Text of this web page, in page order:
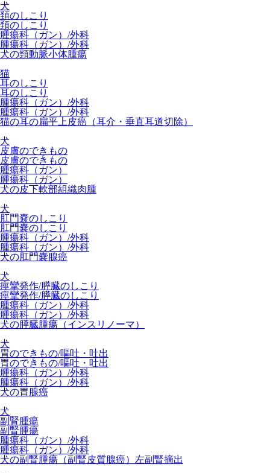
犬
頚のしこり
頚のしこり
腫瘍科（ガン）/外科
腫瘍科（ガン）/外科
犬の頸動脈小体腫瘍
猫
耳のしこり
耳のしこり
腫瘍科（ガン）/外科
腫瘍科（ガン）/外科
猫の耳の扁平上皮癌（耳介・垂直耳道切除）
犬
皮膚のできもの
皮膚のできもの
腫瘍科（ガン）
腫瘍科（ガン）
犬の皮下軟部組織肉腫
犬
肛門嚢のしこり
肛門嚢のしこり
腫瘍科（ガン）/外科
腫瘍科（ガン）/外科
犬の肛門嚢腺癌
犬
痙攣発作/膵臓のしこり
痙攣発作/膵臓のしこり
腫瘍科（ガン）/外科
腫瘍科（ガン）/外科
犬の膵臓腫瘍（インスリノーマ）
犬
胃のできもの/嘔吐・吐出
胃のできもの/嘔吐・吐出
腫瘍科（ガン）/外科
腫瘍科（ガン）/外科
犬の胃腺癌
犬
副腎腫瘍
副腎腫瘍
腫瘍科（ガン）/外科
腫瘍科（ガン）/外科
犬の副腎腫瘍（副腎皮質腺癌）左副腎摘出